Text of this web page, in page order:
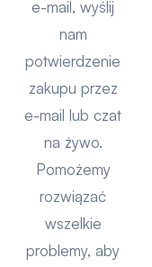
e-mail, wyślij
nam
potwierdzenie
zakupu przez
e-mail lub czat
na żywo.
Pomożemy
rozwiązać
wszelkie
problemy, aby